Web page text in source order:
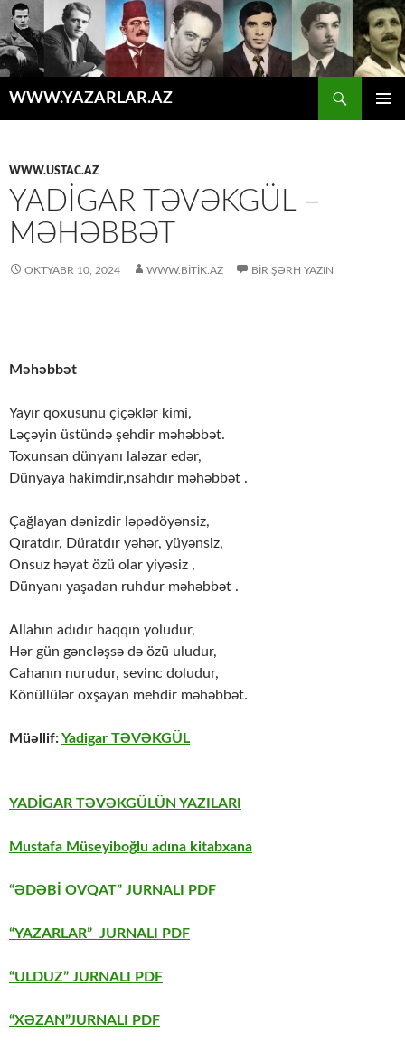
WWW.YAZARLAR.AZ
WWW.USTAC.AZ
YADIGAR TƏVƏKGÜL –
MƏHƏBBƏT
OKTYABR 10, 2024 WWW.BITIK.AZ BIR ŞƏRH YAZIN
Məhəbbət
Yayır qoxusunu çiçəklər kimi,
Ləçəyin üstündə şehdir məhəbbət.
Toxunsan dünyanı laləzar edər,
Dünyaya hakimdir,nsahdır məhəbbət .
Çağlayan dənizdir ləpədöyənsiz,
Qıratdır, Düratdır yəhər, yüyənsiz,
Onsuz həyat özü olar yiyəsiz ,
Dünyanı yaşadan ruhdur məhəbbət .
Allahın adıdır haqqın yoludur,
Hər gün gəncləşsə də özü uludur,
Cahanın nurudur, sevinc doludur,
Könüllülər oxşayan mehdir məhəbbət.
Müəllif:Yadigar TƏVƏKGÜL
YADİGAR TƏVƏKGÜLÜN YAZILARI
Mustafa Müseyiboğlu adına kitabxana
“ƏDƏBİ OVQAT” JURNALI PDF
“YAZARLAR” JURNALI PDF
“ULDUZ” JURNALI PDF
“XƏZAN”JURNALI PDF